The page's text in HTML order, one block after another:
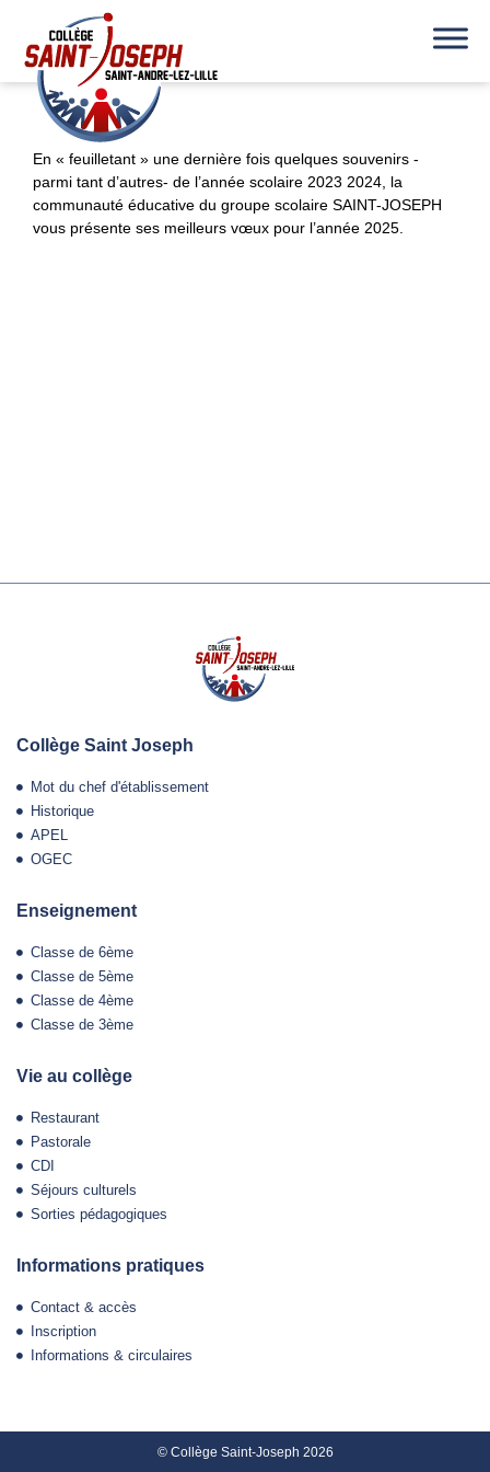
En « feuilletant » une dernière fois quelques souvenirs -
parmi tant d’autres- de l’année scolaire 2023 2024, la
communauté éducative du groupe scolaire SAINT-JOSEPH
vous présente ses meilleurs vœux pour l’année 2025.
Collège Saint Joseph
Mot du chef d'établissement
Historique
APEL
OGEC
Enseignement
Classe de 6ème
Classe de 5ème
Classe de 4ème
Classe de 3ème
Vie au collège
Restaurant
Pastorale
CDI
Séjours culturels
Sorties pédagogiques
Informations pratiques
Contact & accès
Inscription
Informations & circulaires
© Collège Saint-Joseph 2026